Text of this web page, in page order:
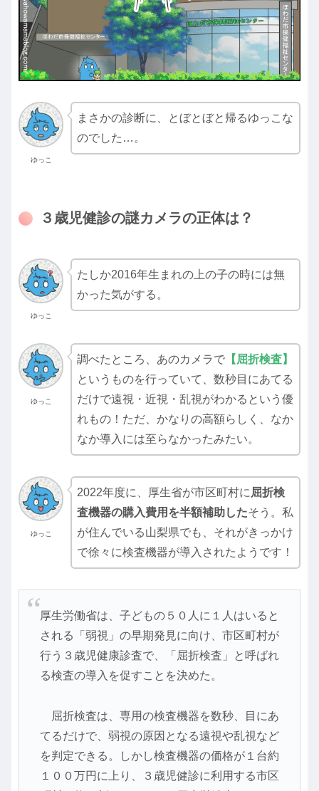
ゆっこ
まさかの診断に、とぼとぼと帰るゆっこな
のでした…。
３歳児健診の謎カメラの正体は？
ゆっこ
たしか2016年生まれの上の子の時には無
かった気がする。
ゆっこ
調べたところ、あのカメラで 【 屈折検査】
というものを行っていて、数秒目にあてる
だけで遠視・近視・乱視がわかるという優
れもの！ただ、かなりの高額らしく、なか
なか導入には至らなかったみたい。
ゆっこ
2022年度に、厚生省が市区町村に 屈折検
査機器の購入費用を半額補助したそう。私
が住んでいる山梨県でも、それがきっかけ
で徐々に検査機器が導入されたようです！
厚生労働省は、子どもの５０人に１人はいると
される「弱視」の早期発見に向け、市区町村が
行う３歳児健康診査で、「屈折検査」と呼ばれ
る検査の導入を促すことを決めた。
屈折検査は、専用の検査機器を数秒、目にあ
てるだけで、弱視の原因となる遠視や乱視など
を判定できる。しかし検査機器の価格が１台約
１００万円に上り、３歳児健診に利用する市区